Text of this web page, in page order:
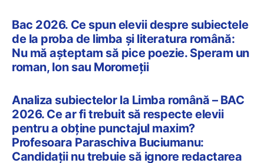
Bac 2026. Ce spun elevii despre subiectele
de la proba de limba și literatura română:
Nu mă așteptam să pice poezie. Speram un
roman, Ion sau Moromeții
Analiza subiectelor la Limba română – BAC
2026. Ce ar fi trebuit să respecte elevii
pentru a obține punctajul maxim?
Profesoara Paraschiva Buciumanu:
Candidații nu trebuie să ignore redactarea